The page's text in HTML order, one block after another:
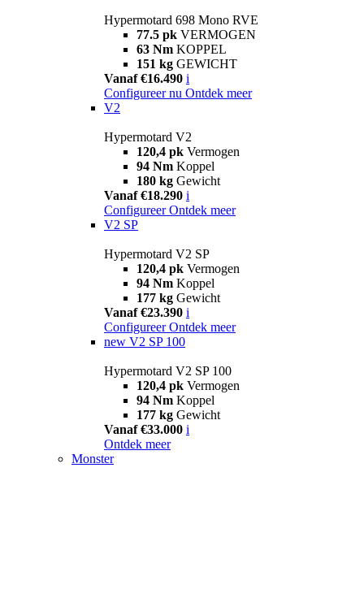
Hypermotard 698 Mono RVE
77.5 pk VERMOGEN
63 Nm KOPPEL
151 kg GEWICHT
Vanaf €16.490 i
Configureer nu Ontdek meer
V2
Hypermotard V2
120,4 pk Vermogen
94 Nm Koppel
180 kg Gewicht
Vanaf €18.290 i
Configureer Ontdek meer
V2 SP
Hypermotard V2 SP
120,4 pk Vermogen
94 Nm Koppel
177 kg Gewicht
Vanaf €23.390 i
Configureer Ontdek meer
new V2 SP 100
Hypermotard V2 SP 100
120,4 pk Vermogen
94 Nm Koppel
177 kg Gewicht
Vanaf €33.000 i
Ontdek meer
Monster